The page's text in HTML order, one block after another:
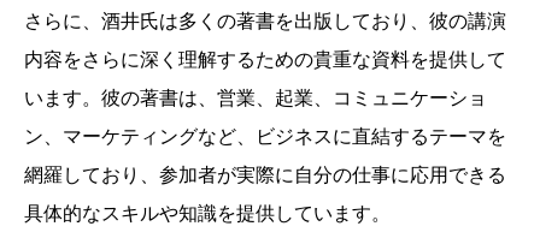
さらに、酒井氏は多くの著書を出版しており、彼の講演
内容をさらに深く理解するための貴重な資料を提供して
います。彼の著書は、営業、起業、コミュニケーショ
ン、マーケティングなど、ビジネスに直結するテーマを
網羅しており、参加者が実際に自分の仕事に応用できる
具体的なスキルや知識を提供しています。